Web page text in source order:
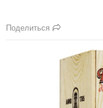
Поделиться